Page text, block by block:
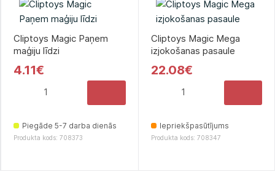
Cliptoys Magic Paņem
maģiju līdzi
4.11€
Piegāde 5-7 darba dienās
Produkta kods: 708373
Cliptoys Magic Mega
izjokošanas pasaule
22.08€
Iepriekšpasūtījums
Produkta kods: 708347